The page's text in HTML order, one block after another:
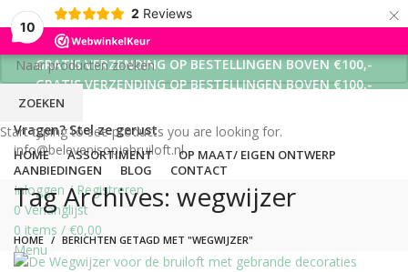
10
2 Reviews ×
GRATIS VERZENDING OP BESTELLINGEN BOVEN €100,-
GRATIS VERZENDING OP BESTELLINGEN BOVEN €100,-
GRATIS VERZENDING OP BESTELLINGEN BOVEN €100,-
Vragen? Stel ze gerust
info@belevenisopjebruiloft.nl
Inloggen / Registreren
0Verlanglijst
0 items / €0,00
Menu
HOME ASSORTIMENT
OP MAAT/ EIGEN ONTWERP
AANBIEDINGEN
BLOG CONTACT
Tag Archives: wegwijzer
HOME BERICHTEN GETAGD MET "WEGWIJZER"
ZOEKEN
Start typing to see products you are looking for.